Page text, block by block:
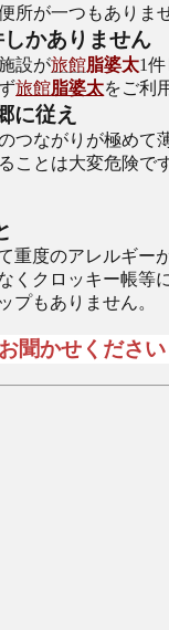
所が一つもありま
かありません
設が旅館脂婆太1
旅館脂婆太をご利
に従え
つながりが極めて
ことは大変危険で
重度のアレルギー
くクロッキー帳等
プもありません。
聞かせください